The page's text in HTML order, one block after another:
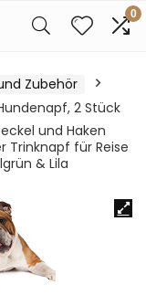
0
Zubehör
2 Stück
und Haken
Trinknapf für Reise
& Lila